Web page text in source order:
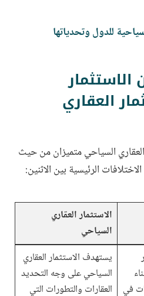
للدول وتحدياتها
العقاري
العقاري السياحي متميزان من حيث
الرئيسية بين الاثنين:
الاستثمار العقاري
السياحي
في
يستهدف الاستثمار العقاري
السياحي على وجه التحديد
العقارات والتطورات التي